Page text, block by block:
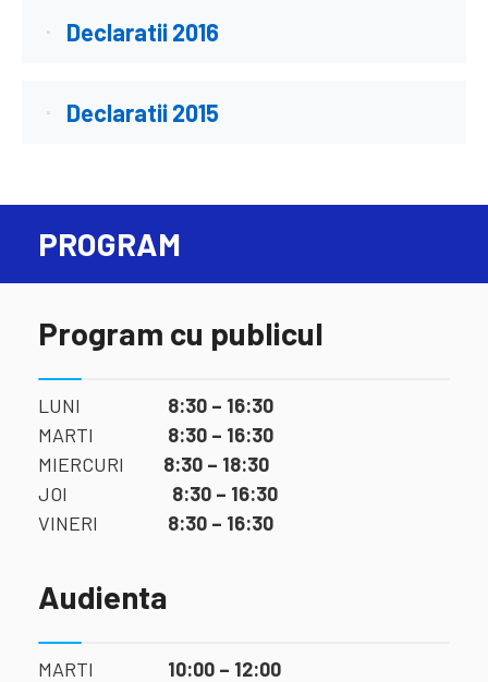
Declaratii 2016
Declaratii 2015
PROGRAM
Program cu publicul
LUNI 8:30 – 16:30
MARTI 8:30 – 16:30
MIERCURI 8:30 – 18:30
JOI 8:30 – 16:30
VINERI 8:30 – 16:30
Audienta
MARTI 10:00 – 12:00